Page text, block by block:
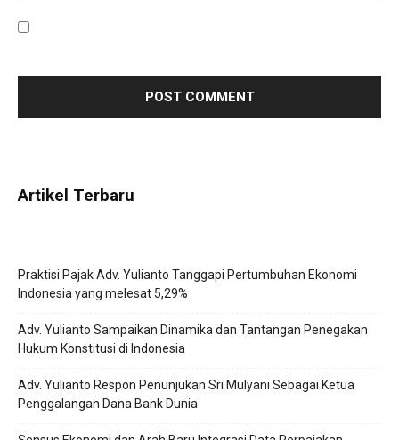
Artikel Terbaru
Praktisi Pajak Adv. Yulianto Tanggapi Pertumbuhan Ekonomi
Indonesia yang melesat 5,29%
Adv. Yulianto Sampaikan Dinamika dan Tantangan Penegakan
Hukum Konstitusi di Indonesia
Adv. Yulianto Respon Penunjukan Sri Mulyani Sebagai Ketua
Penggalangan Dana Bank Dunia